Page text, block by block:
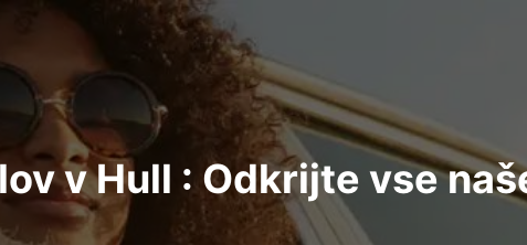
v Hull : Odkrijte vse